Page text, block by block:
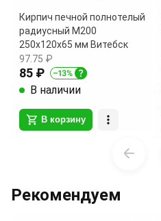
Рекомендуем
Кирпич печной полнотелый
радиусный М200
250х120х65 мм Витебск
97.75 ₽
85 ₽
В наличии
В корзину
of
2